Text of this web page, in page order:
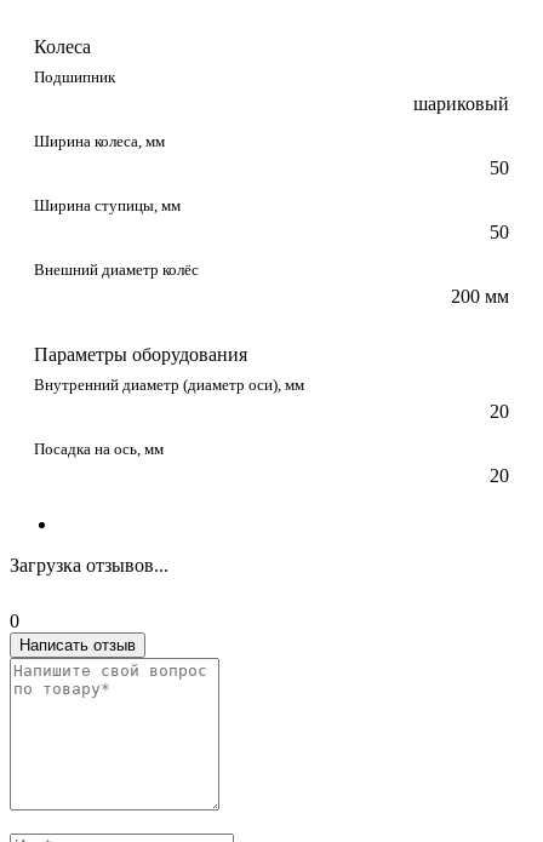
Колеса
Подшипник
шариковый
Ширина колеса, мм
50
Ширина ступицы, мм
50
Внешний диаметр колёс
200 мм
Параметры оборудования
Внутренний диаметр (диаметр оси), мм
20
Посадка на ось, мм
20
Загрузка отзывов...
0
Написать отзыв